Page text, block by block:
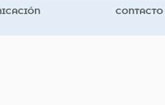
CONTACTO